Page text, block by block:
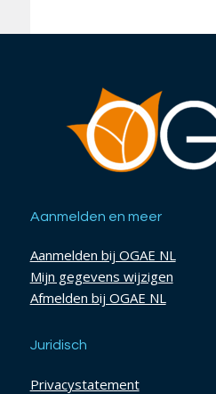
Aanmelden en meer
Aanmelden bij OGAE NL
Mijn gegevens wijzigen
Afmelden bij OGAE NL
Juridisch
Privacystatement